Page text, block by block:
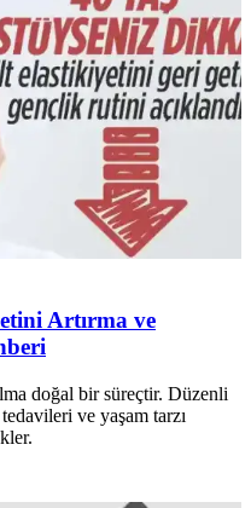
Artırma ve
doğal bir süreçtir. Düzenli
ve yaşam tarzı